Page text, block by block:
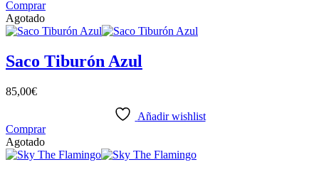
Comprar
Agotado
Saco Tiburón Azul
85,00€
Añadir wishlist
Comprar
Agotado